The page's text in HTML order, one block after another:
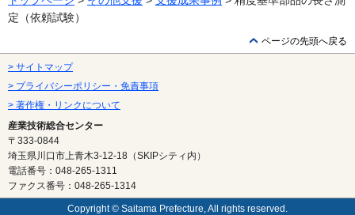
定（依頼試験）
ページの先頭へ戻る
> サイトマップ
> プライバシーポリシー・免責事項
> 著作権・リンクについて
産業技術総合センター
〒333-0844
埼玉県川口市上青木3-12-18（SKIPシティ内）
電話番号：048-265-1311
ファクス番号：048-265-1314
Copyright © Saitama Prefecture, All rights reserved.